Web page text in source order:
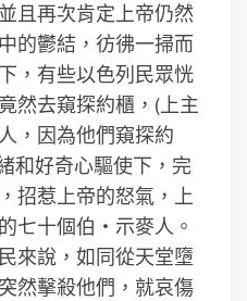
且再次肯定上帝仍然
的鬱結，彷彿一掃而
，有些以色列民眾恍
然去窺探約櫃，(上主
，因為他們窺探約
和好奇心驅使下，完
招惹上帝的怒氣，上
七十個伯‧示麥人。
來說，如同從天堂墮
然擊殺他們，就哀傷